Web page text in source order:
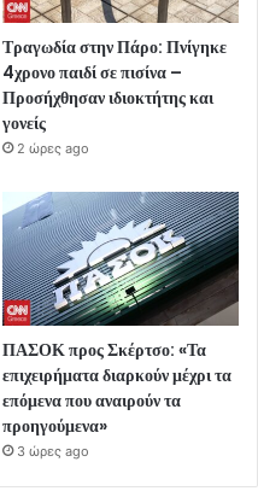
Τραγωδία στην Πάρο: Πνίγηκε
4χρονο παιδί σε πισίνα –
Προσήχθησαν ιδιοκτήτης και
γονείς
2 ώρες ago
ΠΑΣΟΚ προς Σκέρτσο: «Τα
επιχειρήματα διαρκούν μέχρι τα
επόμενα που αναιρούν τα
προηγούμενα»
3 ώρες ago